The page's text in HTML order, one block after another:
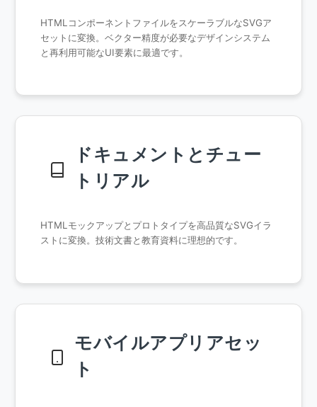
HTMLコンポーネントファイルをスケーラブルなSVGア
セットに変換。ベクター精度が必要なデザインシステム
と再利用可能なUI要素に最適です。
ドキュメントとチュー
トリアル
HTMLモックアップとプロトタイプを高品質なSVGイラ
ストに変換。技術文書と教育資料に理想的です。
モバイルアプリアセッ
ト